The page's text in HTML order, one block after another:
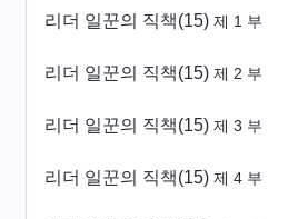
리더 일꾼의 직책(15) 제 1 부
리더 일꾼의 직책(15) 제 2 부
리더 일꾼의 직책(15) 제 3 부
리더 일꾼의 직책(15) 제 4 부